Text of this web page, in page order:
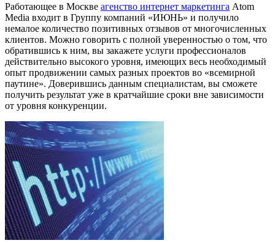
Работающее в Москве агенство интернет маркетинга Atom
Media входит в Группу компаний «ИЮНЬ» и получило
немалое количество позитивных отзывов от многочисленных
клиентов. Можно говорить с полной уверенностью о том, что
обратившись к ним, вы закажете услуги профессионалов
действительно высокого уровня, имеющих весь необходимый
опыт продвижении самых разных проектов во «всемирной
паутине». Доверившись данным специалистам, вы сможете
получить результат уже в кратчайшие сроки вне зависимости
от уровня конкуренции.